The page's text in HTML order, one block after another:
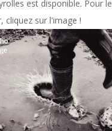
est disponible. Pour le
cliquez sur l'image !